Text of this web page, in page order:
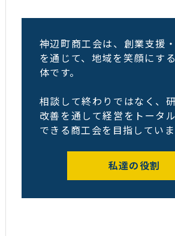
神辺町商工会は、創業支援
を通じて、地域を笑顔にす
体です。
相談して終わりではなく、
改善を通して経営をトータ
できる商工会を目指していま
私達の役割